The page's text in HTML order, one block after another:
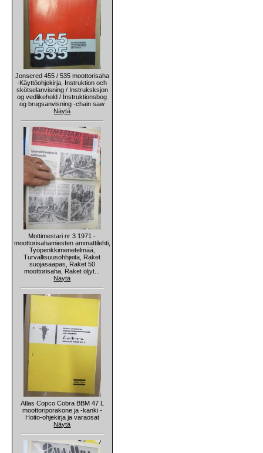
Jonsered 455 / 535 moottorisaha
-Käyttöohjekirja, Instruktion och
skötselanvisning / Instruksksjon
og vedlikehold / Instruktionsbog
og brugsanvisning -chain saw
Näytä
Mottimestari nr 3 1971 -
moottorisahamiesten ammattilehti,
Työpenkkimenetelmää,
Turvallisuusohhjeita, Raket
suojasaapas, Raket 50
moottorisaha, Raket öljyt...
Näytä
Atlas Copco Cobra BBM 47 L
moottoriporakone ja -kanki -
Hoito-ohjekirja ja varaosat
Näytä